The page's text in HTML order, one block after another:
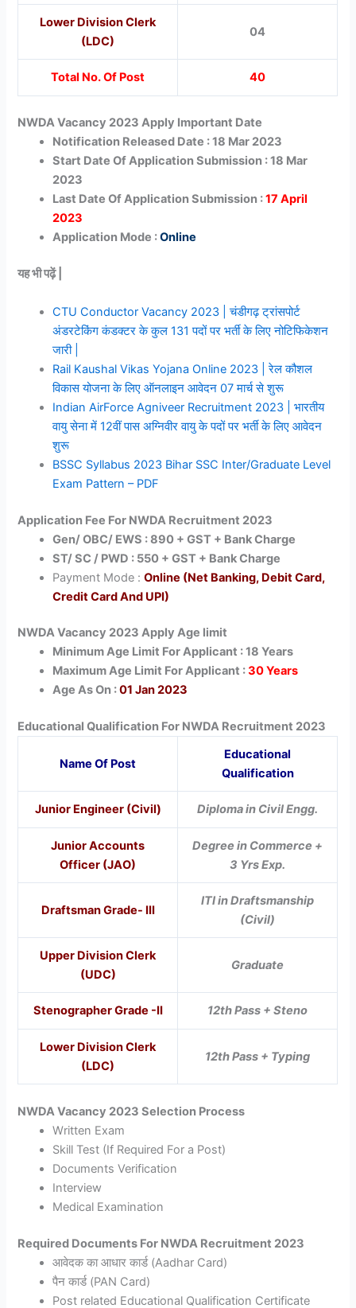
Lower Division Clerk
(LDC)
04
Total No. Of Post 40
NWDA Vacancy 2023 Apply Important Date
Notification Released Date : 18 Mar 2023
Start Date Of Application Submission : 18 Mar
2023
Last Date Of Application Submission :17 April
2023
Application Mode :Online
यह भी पढ़ें |
CTU Conductor Vacancy 2023 | चंडीगढ़ ट्रांसपोर्ट
अंडरटेकिंग कंडक्टर के कुल 131 पदों पर भर्ती के लिए नोटिफिकेशन
जारी |
Rail Kaushal Vikas Yojana Online 2023 | रेल कौशल
विकास योजना के लिए ऑनलाइन आवेदन 07 मार्च से शुरू
Indian AirForce Agniveer Recruitment 2023 | भारतीय
वायु सेना में 12वीं पास अग्निवीर वायु के पदों पर भर्ती के लिए आवेदन
शुरू
BSSC Syllabus 2023 Bihar SSC Inter/Graduate Level
Exam Pattern – PDF
Application Fee For NWDA Recruitment 2023
Gen/ OBC/ EWS : 890 + GST + Bank Charge
ST/ SC / PWD : 550 + GST + Bank Charge
Payment Mode :Online (Net Banking, Debit Card,
Credit Card And UPI)
NWDA Vacancy 2023 Apply Age limit
Minimum Age Limit For Applicant : 18 Years
Maximum Age Limit For Applicant :30 Years
Age As On :01 Jan 2023
Educational Qualification For NWDA Recruitment 2023
Name Of Post
Educational
Qualification
Junior Engineer (Civil) Diploma in Civil Engg.
Junior Accounts
Officer (JAO)
Degree in Commerce +
3 Yrs Exp.
Draftsman Grade- III
ITI in Draftsmanship
(Civil)
Upper Division Clerk
(UDC)
Graduate
Stenographer Grade -II 12th Pass + Steno
Lower Division Clerk
(LDC)
12th Pass + Typing
NWDA Vacancy 2023 Selection Process
Written Exam
Skill Test (If Required For a Post)
Documents Verification
Interview
Medical Examination
Required Documents For NWDA Recruitment 2023
आवेदक का आधार कार्ड (Aadhar Card)
पैन कार्ड (PAN Card)
Post related Educational Qualification Certificate